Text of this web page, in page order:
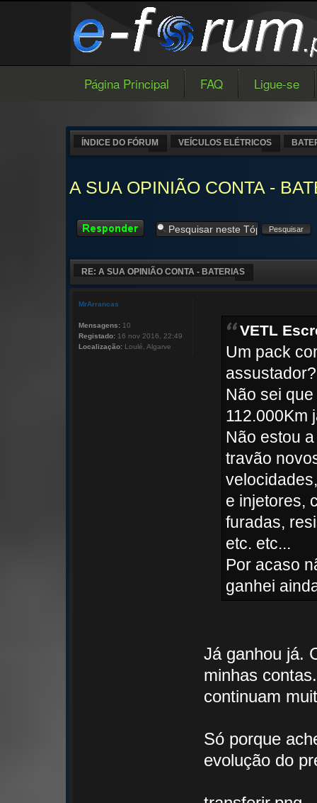
Página Principal FAQ Ligue-se
ÍNDICE DO FÓRUM VEÍCULOS ELÉTRICOS
A SUA OPINIÃO CONTA -
Responder
RE: A SUA OPINIÃO CONTA - BATERIAS
VETL
Um pack
assustador?
Não sei
112.000Km
Não estou
travão
e injetores,
furadas,
etc. etc...
Por acaso
ganhei
Já ganhou já.
minhas
continuam
Só porque
evolução do
MrArrancas
Mensagens: 10
Registado: 16 nov 2016, 22:49
Localização: Loulé, Algarve